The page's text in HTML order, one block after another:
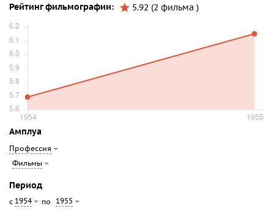
Рейтинг фильмографии: 5.92 (2 фильма )
Амплуа
Профессия
Фильмы
Период
с 1954 по 1955